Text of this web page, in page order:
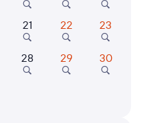
21 22 23
28 29 30